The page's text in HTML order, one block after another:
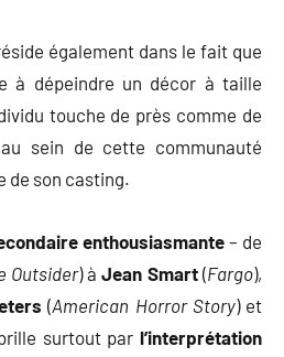
également dans le fait que
à dépeindre un décor à taille
touche de près comme de
sein de cette communauté
de son casting.
enthousiasmante– de
Outsider) àJean Smart(Fargo),
(American Horror Story) et
surtout par l’interprétation